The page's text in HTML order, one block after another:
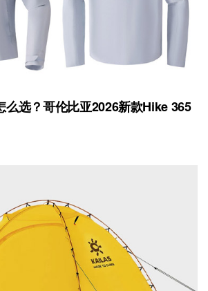
么选？哥伦比亚2026新款Hike 365